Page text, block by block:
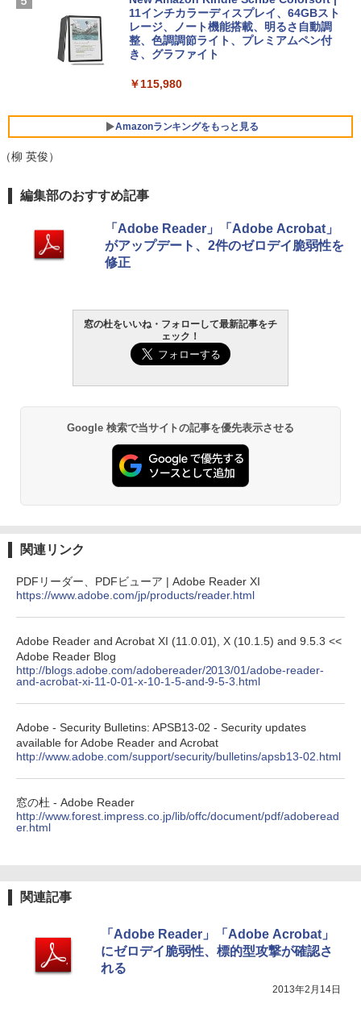
コン Vivobook 15 M1502NAQ 15.6イン
チ AMD Ryzen 7 170 メモリ16GB SSD 5
12GB Microsoft 365 Personal (24か月
版) 搭載 Windows 11 重量1.7kg Wi-Fi 6
5BUWS
￥14,500
11インチカラーディスプレイ、64GBスト
レージ、ノート機能搭載、明るさ自動調
整、色調調節ライト、プレミアムペン付
き、グラファイト
￥115,980
Amazonランキングをもっと見る
（柳 英俊）
編集部のおすすめ記事
「Adobe Reader」「Adobe Acrobat」
がアップデート、2件のゼロデイ脆弱性を
修正
窓の杜をいいね・フォローして最新記事をチ
ェック！
Google 検索で当サイトの記事を優先表示させる
関連リンク
PDFリーダー、PDFビューア | Adobe Reader XI
https://www.adobe.com/jp/products/reader.html
Adobe Reader and Acrobat XI (11.0.01), X (10.1.5) and 9.5.3 <<
Adobe Reader Blog
http://blogs.adobe.com/adobereader/2013/01/adobe-reader-
and-acrobat-xi-11-0-01-x-10-1-5-and-9-5-3.html
Adobe - Security Bulletins: APSB13-02 - Security updates
available for Adobe Reader and Acrobat
http://www.adobe.com/support/security/bulletins/apsb13-02.html
窓の杜 - Adobe Reader
http://www.forest.impress.co.jp/lib/offc/document/pdf/adoberead
er.html
関連記事
「Adobe Reader」「Adobe Acrobat」
にゼロデイ脆弱性、標的型攻撃が確認さ
れる
2013年2月14日